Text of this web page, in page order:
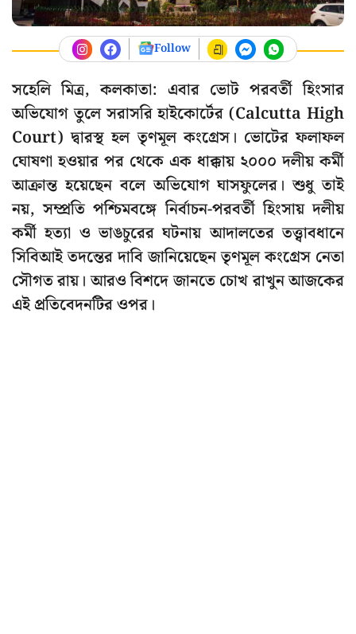
Follow
সহেলি মিত্র, কলকাতা: এবার ভোট পরবর্তী হিংসার
অভিযোগ তুলে সরাসরি হাইকোর্টের (Calcutta High
Court) দ্বারস্থ হল তৃণমূল কংগ্রেস। ভোটের ফলাফল
ঘোষণা হওয়ার পর থেকে এক ধাক্কায় ২০০০ দলীয় কর্মী
আক্রান্ত হয়েছেন বলে অভিযোগ ঘাসফুলের। শুধু তাই
নয়, সম্প্রতি পশ্চিমবঙ্গে নির্বাচন-পরবর্তী হিংসায় দলীয়
কর্মী হত্যা ও ভাঙচুরের ঘটনায় আদালতের তত্ত্বাবধানে
সিবিআই তদন্তের দাবি জানিয়েছেন তৃণমূল কংগ্রেস নেতা
সৌগত রায়। আরও বিশদে জানতে চোখ রাখুন আজকের
এই প্রতিবেদনটির ওপর।